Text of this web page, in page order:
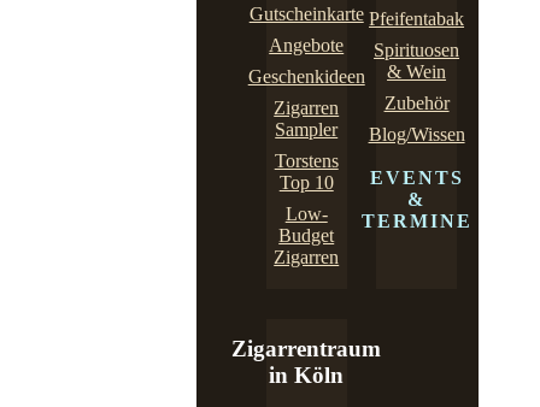
Gutscheinkarte
Angebote
Geschenkideen
Zigarren
Sampler
Torstens
Top 10
Low-
Budget
Zigarren
Pfeifentabak
Spirituosen
& Wein
Zubehör
Blog/Wissen
EVENTS
&
TERMINE
Zigarrentraum
in Köln